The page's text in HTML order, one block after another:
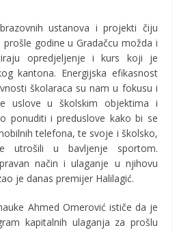
ustanova i projekti čiju
godine u Gradačcu možda i
opredjeljenje i kurs koji je
kantona. Energijska efikasnost
školaraca su nam u fokusu i
uslove u školskim objektima i
ponuditi i preduslove kako bi se
telefona, te svoje i školsko,
utrošili u bavljenje sportom.
način i ulaganje u njihovu
je danas premijer Halilagić.
Ahmed Omerović ističe da je
kapitalnih ulaganja za prošlu